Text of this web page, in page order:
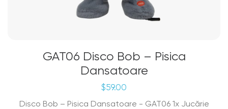
GAT06 Disco Bob – Pisica
Dansatoare
$59.00
Disco Bob – Pisica Dansatoare - GAT06 1x Jucărie